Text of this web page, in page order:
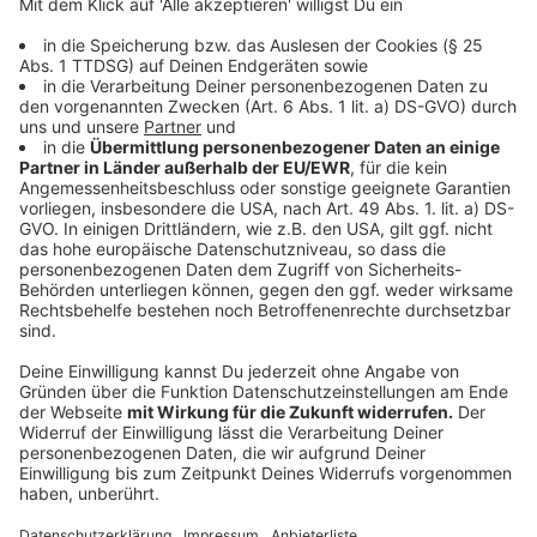
Oft hört man ja: Im Schützenverein sind nur Männer.
Stimmt auch manchmal, aber eben nicht immer. Die
Schützen-Stadtverband Dormagen begrüßt, dass auch
Frauen in den Vereinen mitwirken und um den Titel
Europa-König/Königing schießen. Ein weiteres
Vorurteil: Dass es nur ums Spaß haben und Trinken
geht. Gerade junge Leute hätten deswegen oft kein
Verständnis dafür, was eigentlich hinter einer
Bruderschaft steckt, so Manfred Klein:
Anzeige